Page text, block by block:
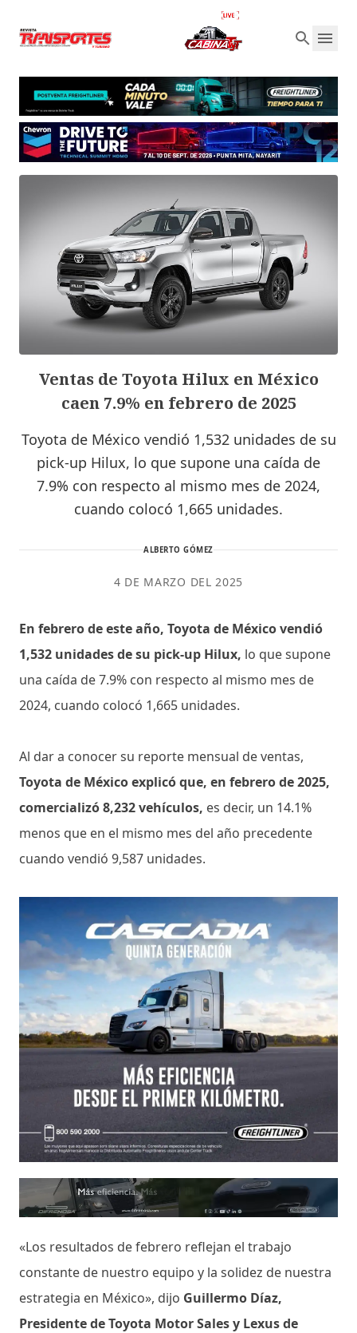
Ventas de Toyota Hilux en México
caen 7.9% en febrero de 2025
Toyota de México vendió 1,532 unidades de su
pick-up Hilux, lo que supone una caída de
7.9% con respecto al mismo mes de 2024,
cuando colocó 1,665 unidades.
ALBERTO GÓMEZ
4 DE MARZO DEL 2025
En febrero de este año, Toyota de México vendió
1,532 unidades de su pick-up Hilux, lo que supone
una caída de 7.9% con respecto al mismo mes de
2024, cuando colocó 1,665 unidades.
Al dar a conocer su reporte mensual de ventas,
Toyota de México explicó que, en febrero de 2025,
comercializó 8,232 vehículos, es decir, un 14.1%
menos que en el mismo mes del año precedente
cuando vendió 9,587 unidades.
«Los resultados de febrero reflejan el trabajo
constante de nuestro equipo y la solidez de nuestra
estrategia en México», dijo Guillermo Díaz,
Presidente de Toyota Motor Sales y Lexus de